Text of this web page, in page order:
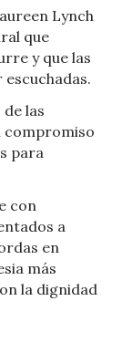
Lynch
que
y que las
las
compromiso
para
con
a
en
más
la dignidad